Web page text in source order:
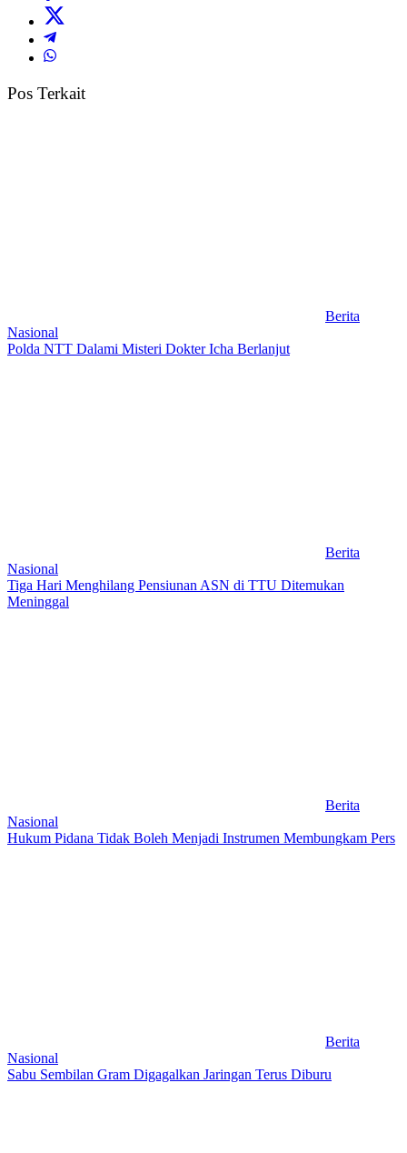
Pos Terkait
Berita
Nasional
Polda NTT Dalami Misteri Dokter Icha Berlanjut
Berita
Nasional
Tiga Hari Menghilang Pensiunan ASN di TTU Ditemukan
Meninggal
Berita
Nasional
Hukum Pidana Tidak Boleh Menjadi Instrumen Membungkam Pers
Berita
Nasional
Sabu Sembilan Gram Digagalkan Jaringan Terus Diburu